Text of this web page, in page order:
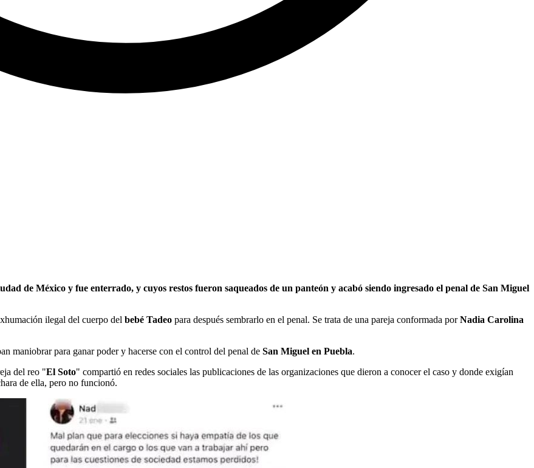
de México y fue enterrado, y cuyos restos fueron saqueados de un panteón y acabó siendo ingresado el penal de San Miguel
ilegal del cuerpo del bebé Tadeo para después sembrarlo en el penal. Se trata de una pareja conformada porNadia Carolina
maniobrar para ganar poder y hacerse con el control del penal de San Miguel en Puebla.
del reo "El Soto" compartió en redes sociales las publicaciones de las organizaciones que dieron a conocer el caso y donde exigían
de ella, pero no funcionó.